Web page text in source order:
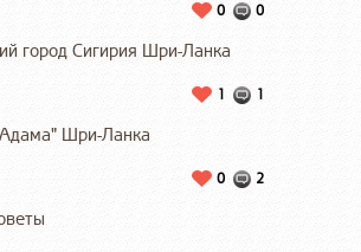
0
0
город Сигирия Шри-Ланка
1
1
Шри-Ланка
2
0